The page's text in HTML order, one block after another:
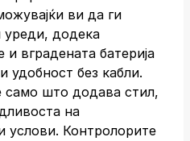
ви да ги
уреди, додека
вградената батерија
удобност без кабли.
само што додава стил,
на
услови. Контролорите